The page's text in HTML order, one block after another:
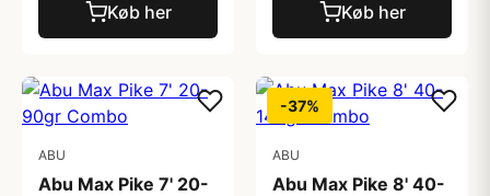
Køb her Køb her
ABU
Abu Max Pike 7' 20-
-37%
ABU
Abu Max Pike 8' 40-